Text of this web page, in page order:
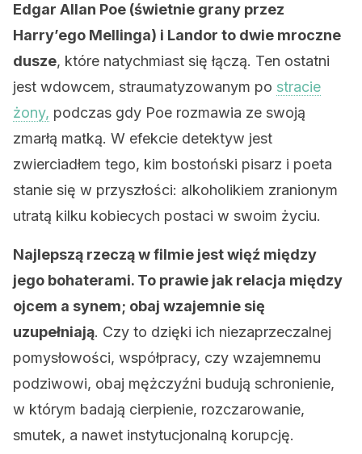
Edgar Allan Poe (świetnie grany przez
Harry’ego Mellinga) i Landor to dwie mroczne
dusze, które natychmiast się łączą. Ten ostatni
jest wdowcem, straumatyzowanym po stracie
żony, podczas gdy Poe rozmawia ze swoją
zmarłą matką. W efekcie detektyw jest
zwierciadłem tego, kim bostoński pisarz i poeta
stanie się w przyszłości: alkoholikiem zranionym
utratą kilku kobiecych postaci w swoim życiu.
Najlepszą rzeczą w filmie jest więź między
jego bohaterami. To prawie jak relacja między
ojcem a synem; obaj wzajemnie się
uzupełniają. Czy to dzięki ich niezaprzeczalnej
pomysłowości, współpracy, czy wzajemnemu
podziwowi, obaj mężczyźni budują schronienie,
w którym badają cierpienie, rozczarowanie,
smutek, a nawet instytucjonalną korupcję.